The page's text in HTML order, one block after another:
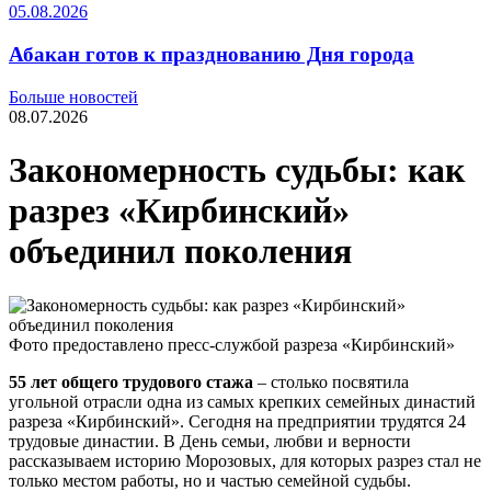
05.08.2026
Абакан готов к празднованию Дня города
Больше новостей
08.07.2026
Закономерность судьбы: как
разрез «Кирбинский»
объединил поколения
Фото предоставлено пресс-службой разреза «Кирбинский»
55 лет общего трудового стажа – столько посвятила
угольной отрасли одна из самых крепких семейных династий
разреза «Кирбинский». Сегодня на предприятии трудятся 24
трудовые династии. В День семьи, любви и верности
рассказываем историю Морозовых, для которых разрез стал не
только местом работы, но и частью семейной судьбы.